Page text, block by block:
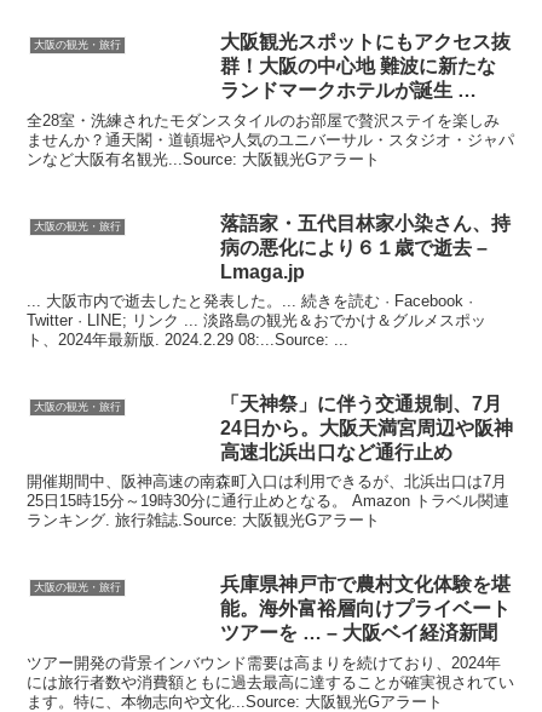
大阪の観光・旅行 大阪観光スポットにもアクセス抜
群！ 大阪の中心地 難波に新たな
ランドマークホテルが誕生 …
全28室・洗練されたモダンスタイルのお部屋で贅沢ステイを楽しみ
ませんか？通天閣・道頓堀や人気のユニバーサル・スタジオ・ジャパ
ンなど大阪有名観光...Source: 大阪観光Gアラート
大阪の観光・旅行
落語家・五代目林家小染さん、持
病の悪化により６１歳で逝去 –
Lmaga.jp
... 大阪市内で逝去したと発表した。... 続きを読む · Facebook ·
Twitter · LINE; リンク ... 淡路島の観光＆おでかけ＆グルメスポッ
ト、2024年最新版. 2024.2.29 08:...Source: ...
大阪の観光・旅行
「天神祭」に伴う交通規制、7月
24日から。 大阪天満宮周辺や阪神
高速北浜出口など通行止め
開催期間中、阪神高速の南森町入口は利用できるが、北浜出口は7月
25日15時15分～19時30分に通行止めとなる。 Amazon トラベル関連
ランキング. 旅行雑誌.Source: 大阪観光Gアラート
大阪の観光・旅行
兵庫県神戸市で農村文化体験を堪
能。海外富裕層向けプライベート
ツアーを … – 大阪ベイ経済新聞
ツアー開発の背景インバウンド需要は高まりを続けており、2024年
には旅行者数や消費額ともに過去最高に達することが確実視されてい
ます。特に、本物志向や文化...Source: 大阪観光Gアラート